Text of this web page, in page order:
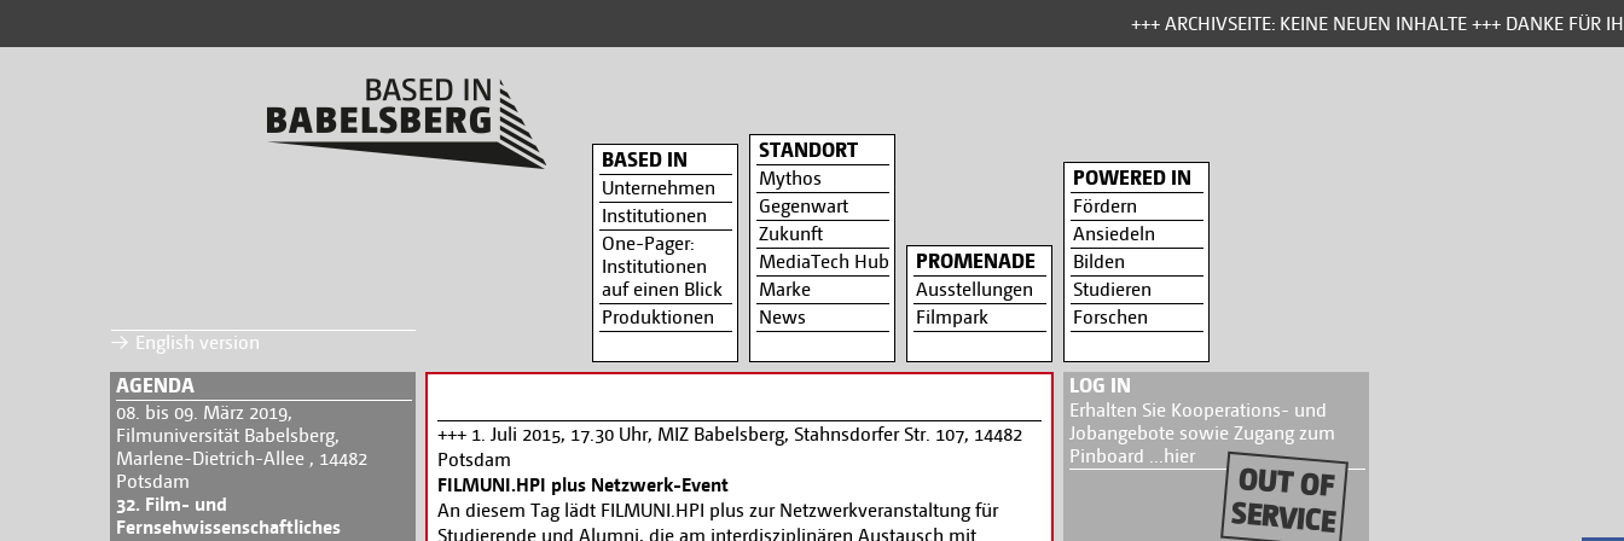
+++ ARCHIVSEITE: KEINE NEUEN INHALTE +++ DANKE FÜR
English version
BASED IN
Unternehmen
Institutionen
One-Pager:
Institutionen
auf einen Blick
Produktionen
STANDORT
Mythos
Gegenwart
Zukunft
MediaTech Hub
Marke
News
PROMENADE
Ausstellungen
Filmpark
POWERED IN
Fördern
Ansiedeln
Bilden
Studieren
Forschen
AGENDA
08. bis 09. März 2019,
Filmuniversität Babelsberg,
Marlene-Dietrich-Allee , 14482
Potsdam
32. Film- und
Fernsehwissenschaftliches
LOG IN
Erhalten Sie Kooperations- und
Jobangebote sowie Zugang zum
Pinboard ...hier
OUT OF
SERVICE
+++ 1. Juli 2015, 17.30 Uhr, MIZ Babelsberg, Stahnsdorfer Str. 107, 14482
Potsdam
FILMUNI.HPI plus Netzwerk-Event
An diesem Tag lädt FILMUNI.HPI plus zur Netzwerkveranstaltung für
Studierende und Alumni, die am interdisziplinären Austausch mit